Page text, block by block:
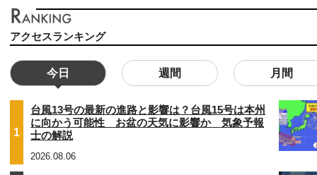
アクセスランキング
今日 週間 月間
1
台風13号の最新の進路と影響は？台風15号は本州
に向かう可能性 お盆の天気に影響か 気象予報
士の解説
2026.08.06